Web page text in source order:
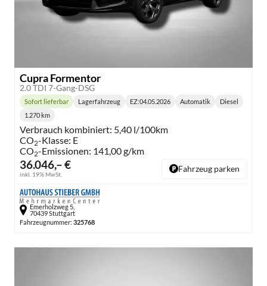
Cupra Formentor
2.0 TDI 7-Gang-DSG
36.046,– €
inkl. 19% MwSt.
Lieferzeit:
Sofort lieferbar Lagerfahrzeug EZ:04.05.2026
Getriebe:
Automatik
Kraftstoff:
Diesel
Kilometerstand:
1.270 km
Verbrauch kombiniert: 5,40 l/100km
CO2-Klasse: E
CO2-Emissionen: 141,00 g/km
Fahrzeug parken
Emerholzweg 5,
70439 Stuttgart
Fahrzeugnummer: 325768